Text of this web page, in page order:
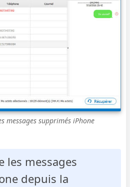
messages supprimés iPhone
les messages
depuis la